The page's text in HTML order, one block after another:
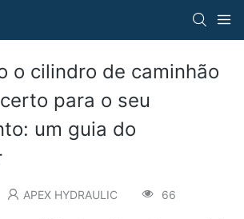
o cilindro de caminhão
para o seu
um guia do
APEX HYDRAULIC 66